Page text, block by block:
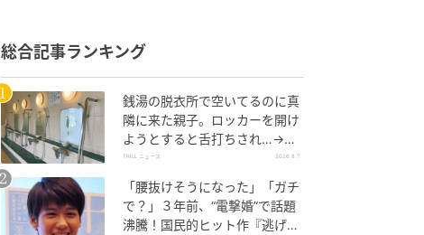
総合記事ランキング
銭湯の脱衣所で空いてるのに真
隣に来た親子。ロッカーを開け
ようとすると舌打ちされ…→直
後、娘の放った“純粋な一言”に
TRILL ニュース 2026.8.7
「腰抜けそうになった」「ガチ
で？」３年前、“電撃婚”で話題
沸騰！国民的ヒット作『逃げ